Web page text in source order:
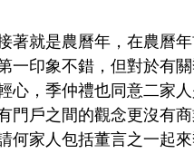
著就是農曆年，在農曆
一印象不錯，但對於有
心，季仲禮也同意二家
門戶之間的觀念更沒有
何家人包括董言之一起來